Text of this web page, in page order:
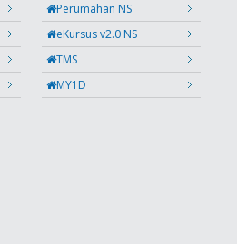
Perumahan NS
eKursus v2.0 NS
TMS
MY1D